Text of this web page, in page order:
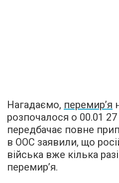
Нагадаємо, перемир’я
розпочалося о 00.01
передбачає повне
в ООС заявили, що
війська вже кілька
перемир’я.